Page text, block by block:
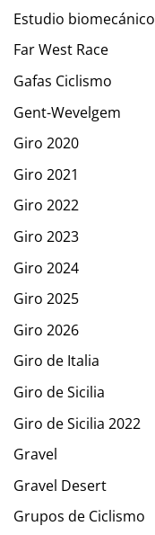
Estudio biomecánico
Far West Race
Gafas Ciclismo
Gent-Wevelgem
Giro 2020
Giro 2021
Giro 2022
Giro 2023
Giro 2024
Giro 2025
Giro 2026
Giro de Italia
Giro de Sicilia
Giro de Sicilia 2022
Gravel
Gravel Desert
Grupos de Ciclismo